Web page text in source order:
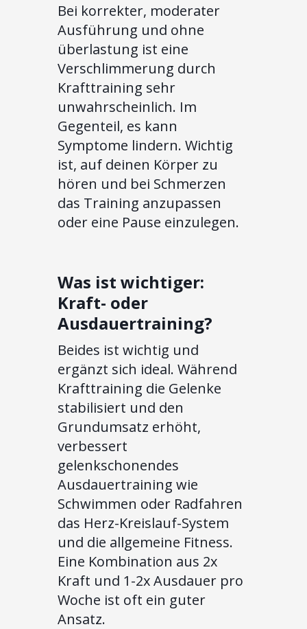
Bei korrekter, moderater
Ausführung und ohne
überlastung ist eine
Verschlimmerung durch
Krafttraining sehr
unwahrscheinlich. Im
Gegenteil, es kann
Symptome lindern. Wichtig
ist, auf deinen Körper zu
hören und bei Schmerzen
das Training anzupassen
oder eine Pause einzulegen.
Was ist wichtiger:
Kraft- oder
Ausdauertraining?
Beides ist wichtig und
ergänzt sich ideal. Während
Krafttraining die Gelenke
stabilisiert und den
Grundumsatz erhöht,
verbessert
gelenkschonendes
Ausdauertraining wie
Schwimmen oder Radfahren
das Herz-Kreislauf-System
und die allgemeine Fitness.
Eine Kombination aus 2x
Kraft und 1-2x Ausdauer pro
Woche ist oft ein guter
Ansatz.